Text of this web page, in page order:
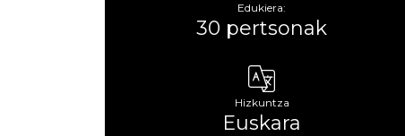
Edukiera:
30 pertsonak
Hizkuntza
Euskara